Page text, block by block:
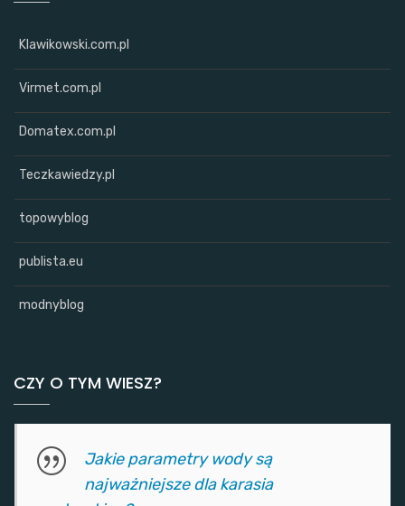
Klawikowski.com.pl
Virmet.com.pl
Domatex.com.pl
Teczkawiedzy.pl
topowyblog
publista.eu
modnyblog
CZY O TYM WIESZ?
Jakie parametry wody są
najważniejsze dla karasia